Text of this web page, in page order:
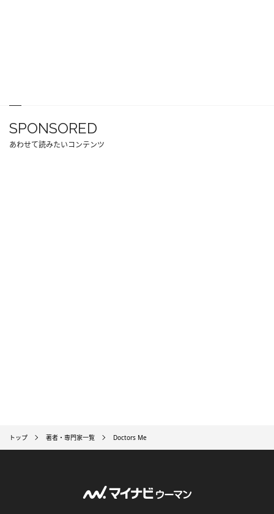
SPONSORED
あわせて読みたいコンテンツ
トップ 著者・専門家一覧 Doctors Me